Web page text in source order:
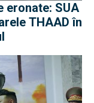
eronate: SUA
THAAD în